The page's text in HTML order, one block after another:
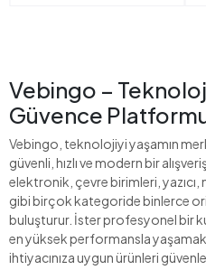
Vebingo –
Güvence
Vebingo, teknolojiyi yaşamın
güvenli, hızlı ve modern bir
elektronik, çevre birimleri,
gibi birçok kategoride binlerce
buluşturur. İster profesyonel bir
en yüksek performansla
ihtiyacınıza uygun ürünleri